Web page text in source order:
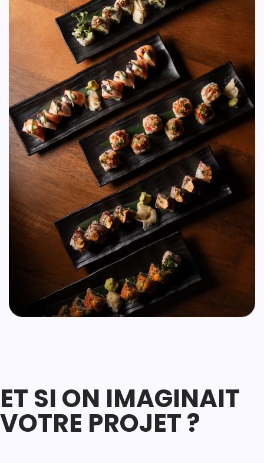
ET SI ON IMAGINAIT
VOTRE PROJET ?